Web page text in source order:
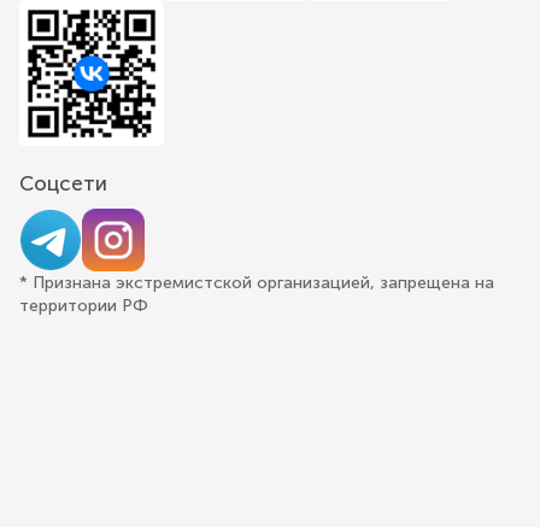
Соцсети
* Признана экстремистской организацией, запрещена на
территории РФ